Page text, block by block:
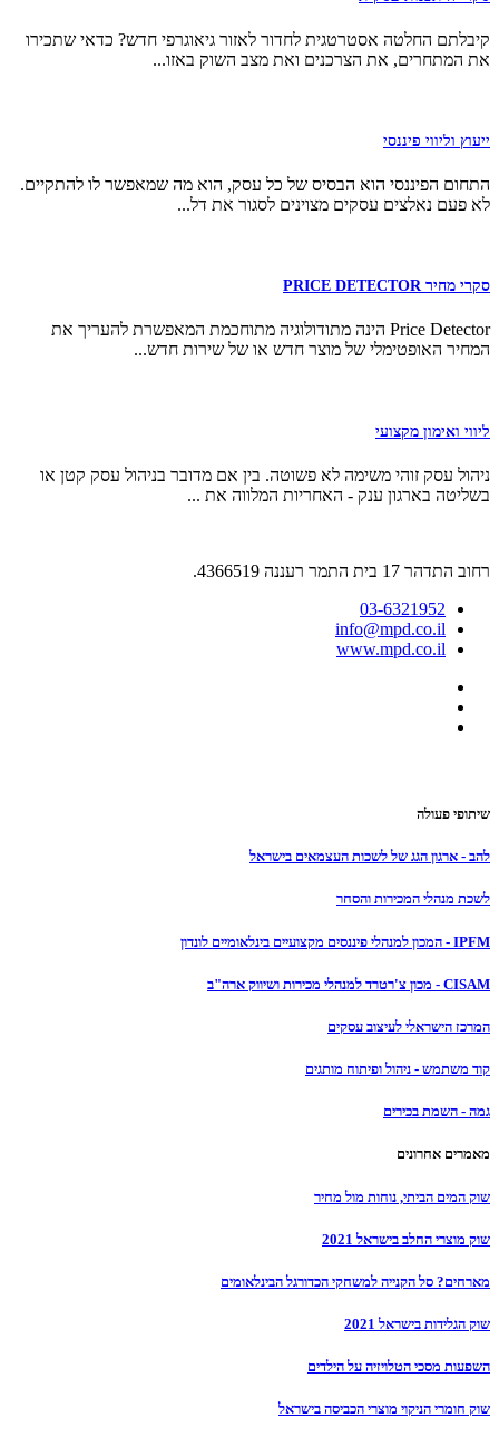
קיבלתם החלטה אסטרטגית לחדור לאזור גיאוגרפי חדש? כדאי שתכירו
את המתחרים, את הצרכנים ואת מצב השוק באזו...
ייעוץ וליווי פיננסי
התחום הפיננסי הוא הבסיס של כל עסק, הוא מה שמאפשר לו להתקיים.
לא פעם נאלצים עסקים מצוינים לסגור את דל...
סקרי מחיר PRICE DETECTOR
Price Detector הינה מתודולוגיה מתוחכמת המאפשרת להעריך את
המחיר האופטימלי של מוצר חדש או של שירות חדש...
ליווי ואימון מקצועי
ניהול עסק זוהי משימה לא פשוטה. בין אם מדובר בניהול עסק קטן או
בשליטה בארגון ענק - האחריות המלווה את ...
רחוב התדהר 17 בית התמר רעננה 4366519.
03-6321952
info@mpd.co.il
www.mpd.co.il
שיתופי פעולה
להב - ארגון הגג של לשכות העצמאים בישראל
לשכת מנהלי המכירות והסחר
IPFM - המכון למנהלי פיננסים מקצועיים בינלאומיים לונדון
CISAM - מכון צ'רטרד למנהלי מכירות ושיווק ארה"ב
המרכז הישראלי לעיצוב עסקים
קוד משתמש - ניהול ופיתוח מותגים
גמה - השמת בכירים
מאמרים אחרונים
שוק המים הביתי, נוחות מול מחיר
שוק מוצרי החלב בישראל 2021
מארחים? סל הקנייה למשחקי הכדורגל הבינלאומים
שוק הגלידות בישראל 2021
השפעות מסכי הטלויזיה על הילדים
שוק חומרי הניקוי מוצרי הכביסה בישראל